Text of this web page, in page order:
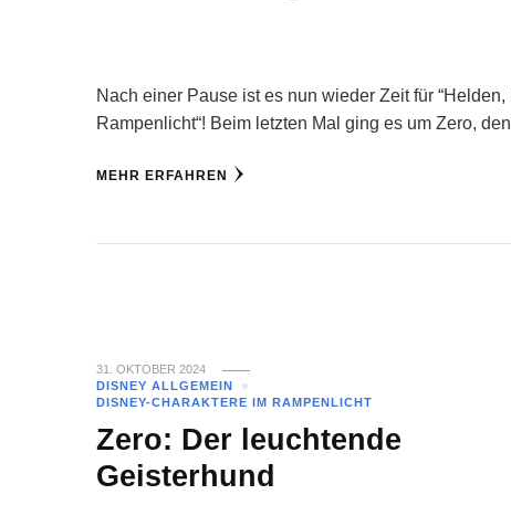
Nach einer Pause ist es nun wieder Zeit für
Rampenlicht“! Beim letzten Mal ging es um Zero,
MEHR ERFAHREN
31. OKTOBER 2024
DISNEY ALLGEMEIN
DISNEY-CHARAKTERE IM RAMPENLICHT
Zero: Der leuchtende
Geisterhund